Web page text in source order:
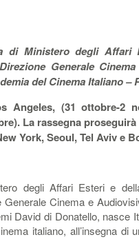
di Ministero degli Affari
Generale
del Cinema Italiano –
Angeles, (31 ottobre-2
La rassegna
York, Seoul, Tel Aviv e
degli Affari Esteri e
Cinema e
David di Donatello, nasce
italiano, all’insegna di